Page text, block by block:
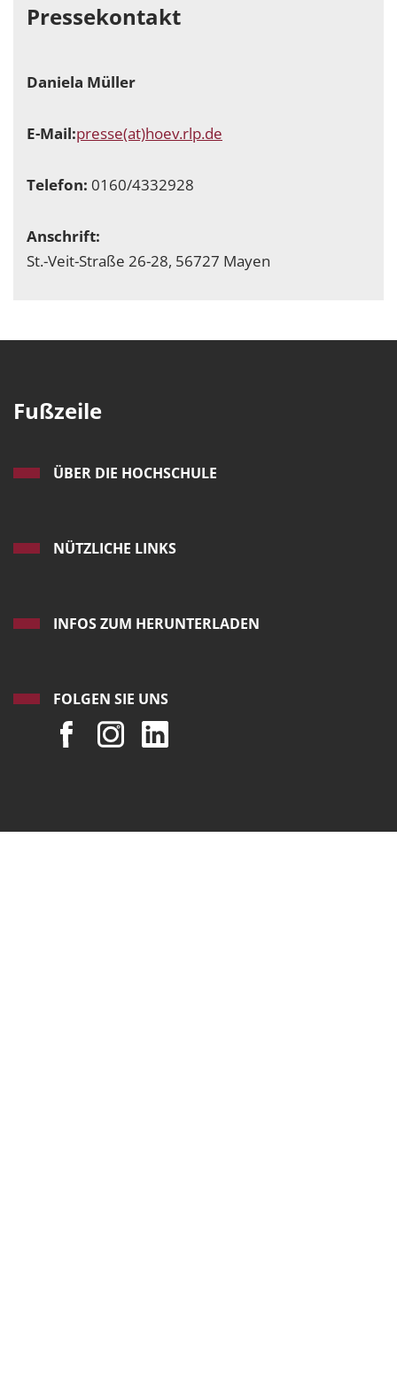
Pressekontakt
Daniela Müller
E-Mail:presse(at)hoev.rlp.de
Telefon: 0160/4332928
Anschrift:
St.-Veit-Straße 26-28, 56727 Mayen
Fußzeile
ÜBER DIE HOCHSCHULE
NÜTZLICHE LINKS
INFOS ZUM HERUNTERLADEN
FOLGEN SIE UNS